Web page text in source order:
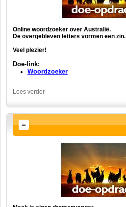
Online woordzoeker over Australië.
De overgebleven letters vormen een zin.
Veel plezier!
Doe-link:
Woordzoeker
Lees verder